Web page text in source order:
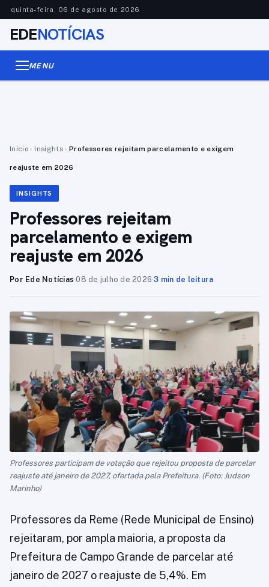
quinta-feira, 06 de agosto de 2026
EDENOTÍCIAS
MENU
Início › Insights › Professores rejeitam parcelamento e exigem
reajuste em 2026
INSIGHTS
Professores rejeitam
parcelamento e exigem
reajuste em 2026
Por Ede Notícias·08 de julho de 2026·3 min de leitura
Professores participam de votação que rejeitou proposta de parcelar
reajuste até janeiro de 2027, ofertada pela Prefeitura. (Foto: Judson
Marinho)
Professores da Reme (Rede Municipal de Ensino)
rejeitaram, por ampla maioria, a proposta da
Prefeitura de Campo Grande de parcelar até
janeiro de 2027 o reajuste de 5,4%. Em